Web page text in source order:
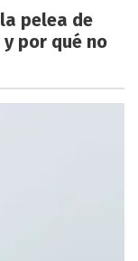
pelea de
por qué no